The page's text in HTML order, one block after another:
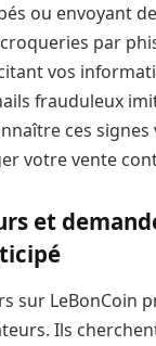
ou envoyant
par
vos
frauduleux
ces
votre vente
et
sur LeBonCoin
Ils